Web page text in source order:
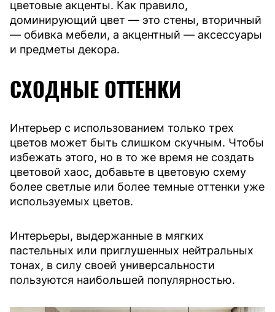
цветовые акценты. Как правило,
доминирующий цвет — это стены, вторичный
— обивка мебели, а акцентный — аксессуары
и предметы декора.
СХОДНЫЕ ОТТЕНКИ
Интерьер с использованием только трех
цветов может быть слишком скучным. Чтобы
избежать этого, но в то же время не создать
цветовой хаос, добавьте в цветовую схему
более светлые или более темные оттенки уже
используемых цветов.
Интерьеры, выдержанные в мягких
пастельных или приглушенных нейтральных
тонах, в силу своей универсальности
пользуются наибольшей популярностью.